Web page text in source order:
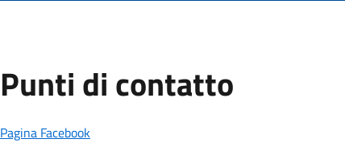
Punti di contatto
Pagina Facebook